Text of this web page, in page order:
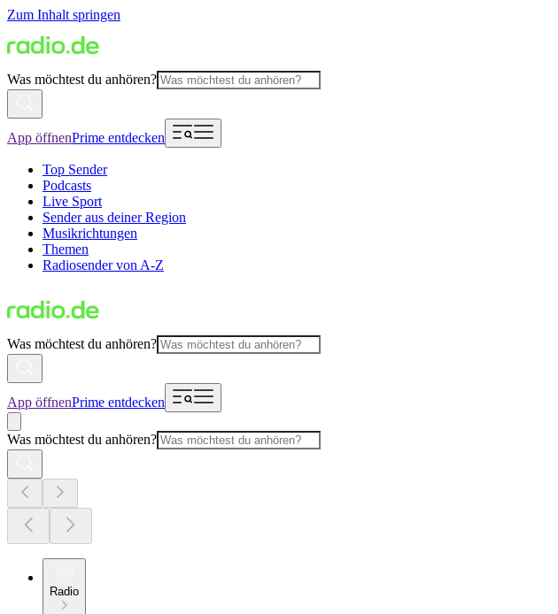
Zum Inhalt springen
Was möchtest du anhören?
App öffnenPrime entdecken
Top Sender
Podcasts
Live Sport
Sender aus deiner Region
Musikrichtungen
Themen
Radiosender von A-Z
Was möchtest du anhören?
App öffnenPrime entdecken
Was möchtest du anhören?
Radio